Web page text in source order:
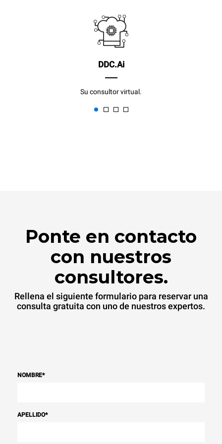
DDC.Ai
Su consultor virtual.
Ponte en contacto
con nuestros
consultores.
Rellena el siguiente formulario para reservar una
consulta gratuita con uno de nuestros expertos.
NOMBRE*
APELLIDO*